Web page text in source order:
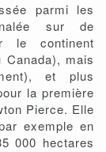
parmi les
sur de
le continent
Canada), mais
et plus
la première
Pierce. Elle
exemple en
000 hectares